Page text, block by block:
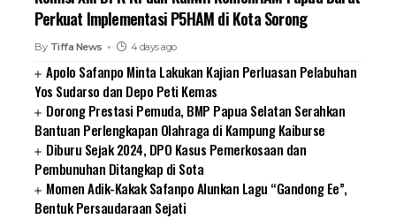
Perkuat Implementasi P5HAM di Kota Sorong
By Tiffa News 4 days ago
Apolo Safanpo Minta Lakukan Kajian Perluasan Pelabuhan
Yos Sudarso dan Depo Peti Kemas
Dorong Prestasi Pemuda, BMP Papua Selatan Serahkan
Bantuan Perlengkapan Olahraga di Kampung Kaiburse
Diburu Sejak 2024, DPO Kasus Pemerkosaan dan
Pembunuhan Ditangkap di Sota
Momen Adik-Kakak Safanpo Alunkan Lagu “Gandong Ee”,
Bentuk Persaudaraan Sejati